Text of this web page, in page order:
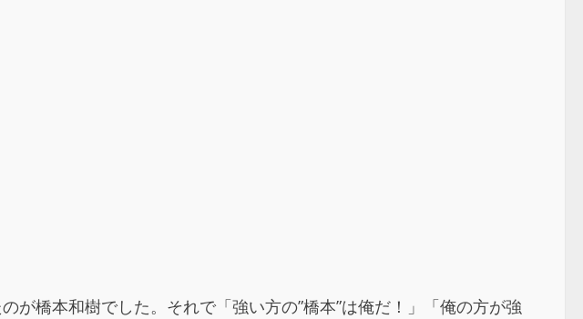
が橋本和樹でした。それで「強い方の”橋本”は俺だ！」「俺の方が強